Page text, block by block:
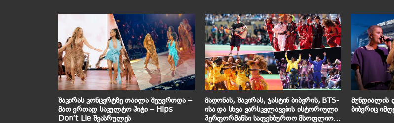
შაკირას კონცერტზე თაილა შეუერთდა –
მათ ერთად საკულტო ჰიტი – Hips
Don’t Lie შეასრულეს
მადონას, შაკირას, ჯასტინ ბიბერის, BTS-
ისა და სხვა ვარსკვლავების ისტორიული
პერფორმანსი საფეხბურთო მსოფლიო
მუნდიალის
ბიბერიც